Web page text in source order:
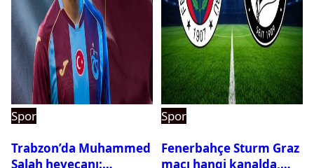
Spor
Trabzon’da Muhammed
Salah heyecanı:
Spor
Fenerbahçe Sturm Graz
maçı hangi kanalda,